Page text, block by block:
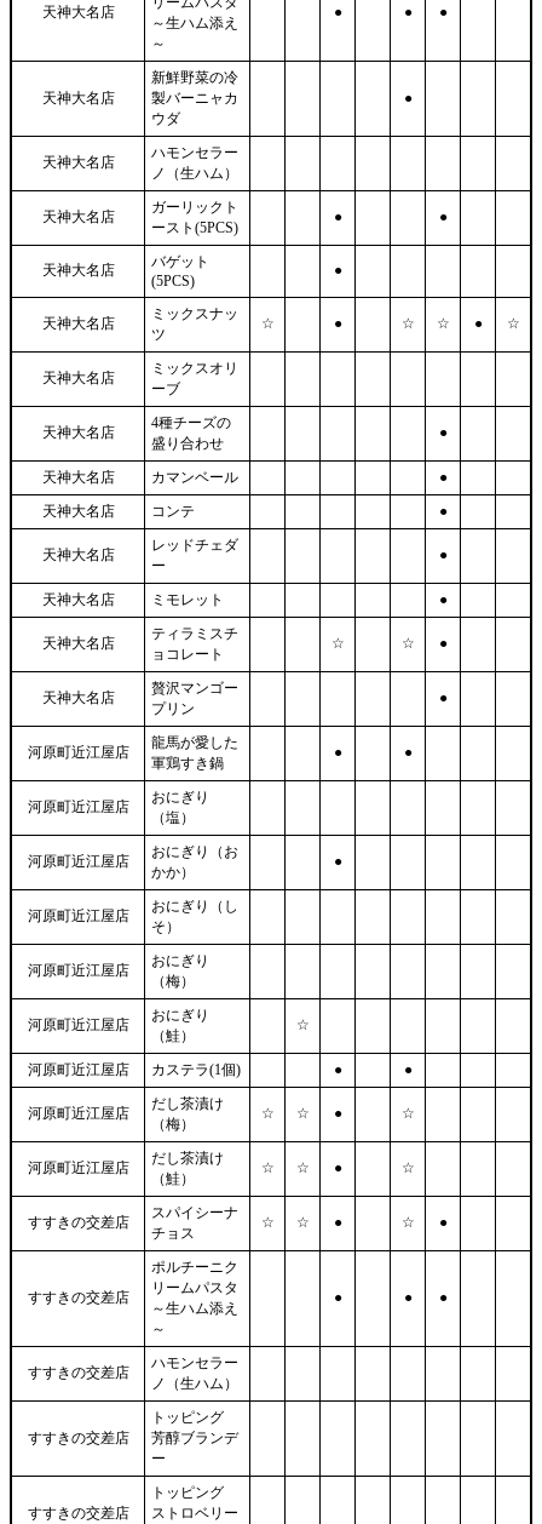
天神大名店
～生ハム添え
～
● ● ●
天神大名店
新鮮野菜の冷
製バーニャカ
ウダ
●
天神大名店
ハモンセラー
ノ（生ハム）
天神大名店
ガーリックト
ースト(5PCS)
● ●
天神大名店
バゲット
(5PCS)
●
天神大名店
ミックスナッ
ツ
☆ ● ☆ ☆ ● ☆
天神大名店
ミックスオリ
ーブ
天神大名店
4種チーズの
盛り合わせ
●
天神大名店 カマンベール
●
天神大名店
コンテ ●
天神大名店
レッドチェダ
ー
●
天神大名店 ミモレット ●
天神大名店
ティラミスチ
ョコレート
☆ ☆ ●
天神大名店
贅沢マンゴー
プリン
●
河原町近江屋店
龍馬が愛した
軍鶏すき鍋
● ●
河原町近江屋店
おにぎり
（塩）
河原町近江屋店
おにぎり（お
かか）
●
河原町近江屋店
おにぎり（し
そ）
河原町近江屋店
おにぎり
（梅）
河原町近江屋店
おにぎり
（鮭）
☆
河原町近江屋店 カステラ(1個) ● ●
河原町近江屋店
だし茶漬け
（梅）
☆ ☆ ● ☆
河原町近江屋店
だし茶漬け
（鮭）
☆ ☆ ● ☆
すすきの交差店
スパイシーナ
チョス
☆ ☆ ● ☆ ●
すすきの交差店
ポルチーニク
リームパスタ
～生ハム添え
～
● ● ●
すすきの交差店
ハモンセラー
ノ（生ハム）
すすきの交差店
トッピング
芳醇ブランデ
ー
すすきの交差店
トッピング
ストロベリー